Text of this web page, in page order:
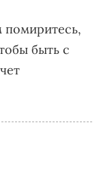
быть с